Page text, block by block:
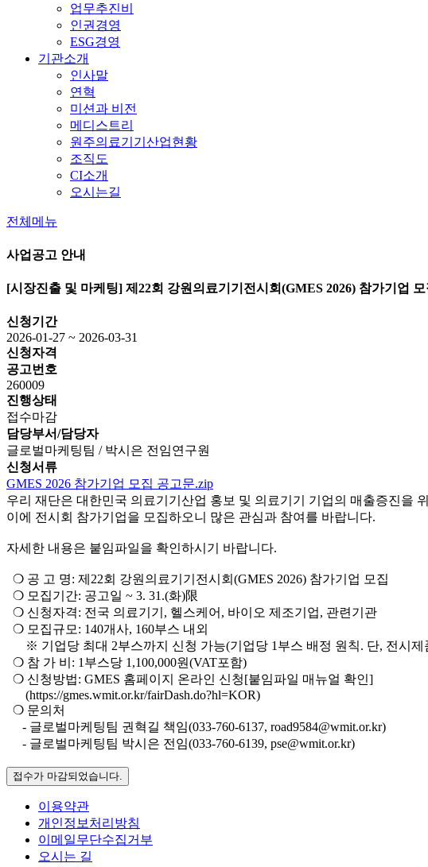
업무추진비
인권경영
ESG경영
기관소개
인사말
연혁
미션과 비전
메디스트리
원주의료기기산업현황
조직도
CI소개
오시는길
전체메뉴
사업공고 안내
[시장진출 및 마케팅] 제22회 강원의료기기전시회(GMES 2026) 참가기업 모
신청기간
2026-01-27 ~ 2026-03-31
신청자격
공고번호
260009
진행상태
접수마감
담당부서/담당자
글로벌마케팅팀 / 박시은 전임연구원
신청서류
GMES 2026 참가기업 모집 공고문.zip
우리 재단은 대한민국 의료기기산업 홍보 및 의료기기 기업의 매출증진을
이에 전시회 참가기업을 모집하오니 많은 관심과 참여를 바랍니다.
자세한 내용은 붙임파일을 확인하시기 바랍니다.
❍ 공 고 명: 제22회 강원의료기기전시회(GMES 2026) 참가기업 모집
❍ 모집기간: 공고일 ~ 3. 31.(화)限
❍ 신청자격: 전국 의료기기, 헬스케어, 바이오 제조기업, 관련기관
❍ 모집규모: 140개사, 160부스 내외
※ 기업당 최대 2부스까지 신청 가능(기업당 1부스 배정 원칙. 단, 전시제
❍ 참 가 비: 1부스당 1,100,000원(VAT포함)
❍ 신청방법: GMES 홈페이지 온라인 신청[붙임파일 매뉴얼 확인]
(https://gmes.wmit.or.kr/fairDash.do?hl=KOR)
❍ 문의처
- 글로벌마케팅팀 권혁길 책임(033-760-6137, road9584@wmit.or.kr)
- 글로벌마케팅팀 박시은 전임(033-760-6139, pse@wmit.or.kr)
접수가 마감되었습니다.
이용약관
개인정보처리방침
이메일무단수집거부
오시는 길